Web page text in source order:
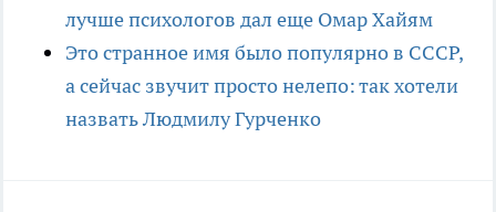
лучше психологов дал еще Омар Хайям
Это странное имя было популярно в СССР,
а сейчас звучит просто нелепо: так хотели
назвать Людмилу Гурченко